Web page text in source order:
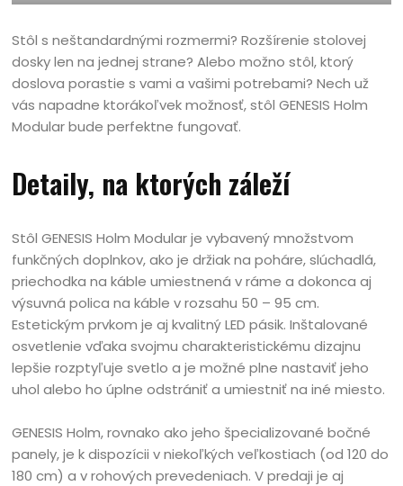
Stôl s neštandardnými rozmermi? Rozšírenie stolovej
dosky len na jednej strane? Alebo možno stôl, ktorý
doslova porastie s vami a vašimi potrebami? Nech už
vás napadne ktorákoľvek možnosť, stôl GENESIS Holm
Modular bude perfektne fungovať.
Detaily, na ktorých záleží
Stôl GENESIS Holm Modular je vybavený množstvom
funkčných doplnkov, ako je držiak na poháre, slúchadlá,
priechodka na káble umiestnená v ráme a dokonca aj
výsuvná polica na káble v rozsahu 50 – 95 cm.
Estetickým prvkom je aj kvalitný LED pásik. Inštalované
osvetlenie vďaka svojmu charakteristickému dizajnu
lepšie rozptyľuje svetlo a je možné plne nastaviť jeho
uhol alebo ho úplne odstrániť a umiestniť na iné miesto.
GENESIS Holm, rovnako ako jeho špecializované bočné
panely, je k dispozícii v niekoľkých veľkostiach (od 120 do
180 cm) a v rohových prevedeniach. V predaji je aj